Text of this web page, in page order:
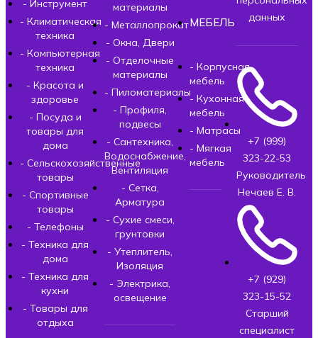
- Инструмент
- Климатическая
техника
- Компьютерная
техника
- Красота и
здоровье
- Посуда и
товары для
дома
- Сельскохозяйственные
товары
- Спортивные
товары
- Телефоны
- Техника для
дома
- Техника для
кухни
- Товары для
отдыха
материалы
- Металлопрокат
- Окна, Двери
- Отделочные
материалы
- Пиломатериалы
- Профиля,
подвесы
- Сантехника,
Водоснабжение,
Вентиляция
- Сетка,
Арматура
- Сухие смеси,
грунтовки
- Утеплитель,
Изоляция
- Электрика,
освещение
МЕБЕЛЬ
- Корпусная
мебель
- Кухонная
мебель
- Матрасы
- Мягкая
мебель
данных
+7 (999)
323-22-53
Руководитель
Нечаев Е. В.
+7 (929)
323-15-52
Старший
специалист